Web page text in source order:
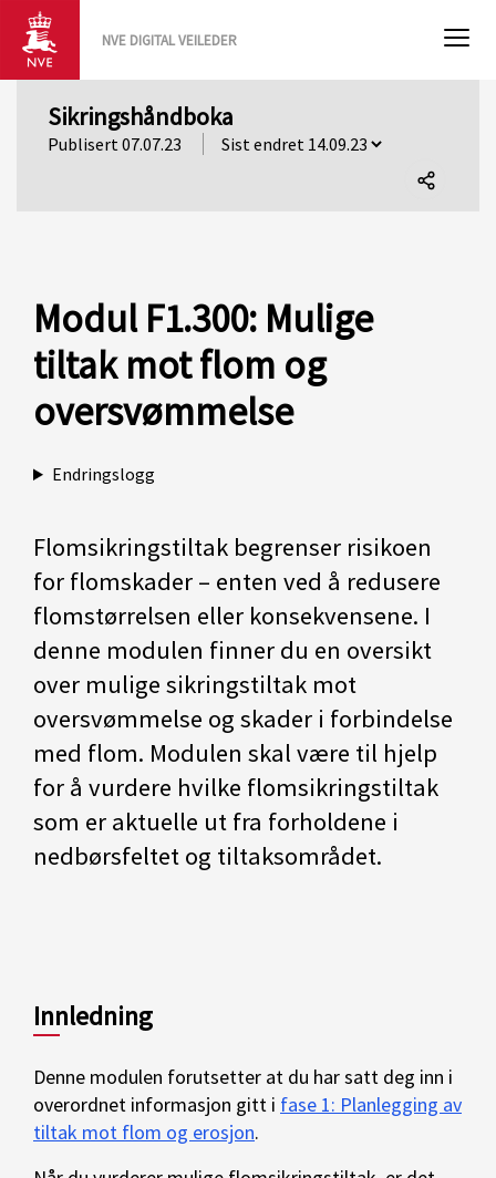
NVE DIGITAL VEILEDER
Sikringshåndboka
Publisert 07.07.23
Modul F1.300: Mulige
tiltak mot flom og
oversvømmelse
Endringslogg
Flomsikringstiltak begrenser risikoen
for flomskader – enten ved å redusere
flomstørrelsen eller konsekvensene. I
denne modulen finner du en oversikt
over mulige sikringstiltak mot
oversvømmelse og skader i forbindelse
med flom. Modulen skal være til hjelp
for å vurdere hvilke flomsikringstiltak
som er aktuelle ut fra forholdene i
nedbørsfeltet og tiltaksområdet.
Innledning
Denne modulen forutsetter at du har satt deg inn i
overordnet informasjon gitt i fase 1: Planlegging av
tiltak mot flom og erosjon.